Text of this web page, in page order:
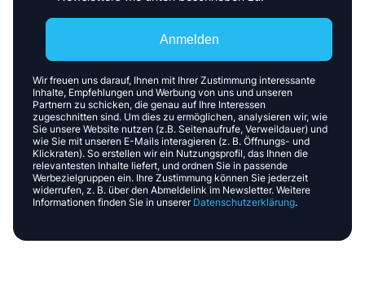
Anmelden
Wir freuen uns darauf, Ihnen mit Ihrer Zustimmung interessante
Inhalte, Empfehlungen und Werbung von uns und unseren
Partnern zu schicken, die genau auf Ihre Interessen
zugeschnitten sind. Um dies zu ermöglichen, analysieren wir, wie
Sie unsere Website nutzen (z.B. Seitenaufrufe, Verweildauer) und
wie Sie mit unseren E-Mails interagieren (z. B. Öffnungs- und
Klickraten). So erstellen wir ein Nutzungsprofil, das Ihnen die
relevantesten Inhalte liefert, und ordnen Sie in passende
Werbezielgruppen ein. Ihre Zustimmung können Sie jederzeit
widerrufen, z. B. über den Abmeldelink im Newsletter. Weitere
Informationen finden Sie in unserer Datenschutzerklärung.